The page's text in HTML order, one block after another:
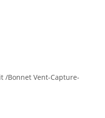
/Bonnet Vent-Capture-